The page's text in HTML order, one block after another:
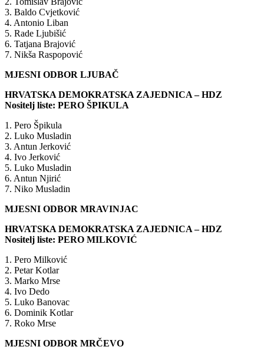
3. Baldo Cvjetković
4. Antonio Liban
5. Rade Ljubišić
6. Tatjana Brajović
7. Nikša Raspopović
MJESNI ODBOR LJUBAČ
HRVATSKA DEMOKRATSKA ZAJEDNICA – HDZ
Nositelj liste: PERO ŠPIKULA
1. Pero Špikula
2. Luko Musladin
3. Antun Jerković
4. Ivo Jerković
5. Luko Musladin
6. Antun Njirić
7. Niko Musladin
MJESNI ODBOR MRAVINJAC
HRVATSKA DEMOKRATSKA ZAJEDNICA – HDZ
Nositelj liste: PERO MILKOVIĆ
1. Pero Milković
2. Petar Kotlar
3. Marko Mrse
4. Ivo Dedo
5. Luko Banovac
6. Dominik Kotlar
7. Roko Mrse
MJESNI ODBOR MRČEVO